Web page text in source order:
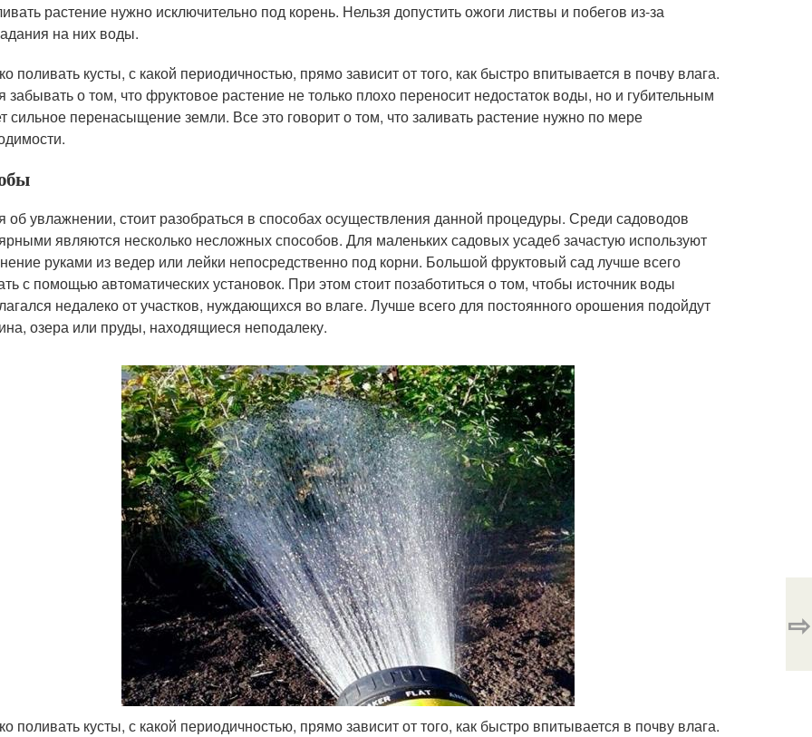
растение нужно исключительно под корень. Нельзя допустить ожоги листвы и побегов из-за
на них воды.
поливать кусты, с какой периодичностью, прямо зависит от того, как быстро впитывается в почву влага.
забывать о том, что фруктовое растение не только плохо переносит недостаток воды, но и губительным
сильное перенасыщение земли. Все это говорит о том, что заливать растение нужно по мере
об увлажнении, стоит разобраться в способах осуществления данной процедуры. Среди садоводов
являются несколько несложных способов. Для маленьких садовых усадеб зачастую используют
руками из ведер или лейки непосредственно под корни. Большой фруктовый сад лучше всего
с помощью автоматических установок. При этом стоит позаботиться о том, чтобы источник воды
недалеко от участков, нуждающихся во влаге. Лучше всего для постоянного орошения подойдут
озера или пруды, находящиеся неподалеку.
поливать кусты, с какой периодичностью, прямо зависит от того, как быстро впитывается в почву влага.
⇨